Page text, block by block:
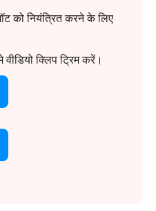
को नियंत्रित करने के लिए
वीडियो क्लिप ट्रिम करें।